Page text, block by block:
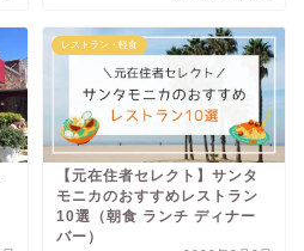
レストラン・軽食
【元在住者セレクト】サンタ
モニカのおすすめレストラン
10選（朝食 ランチ ディナー
バー）